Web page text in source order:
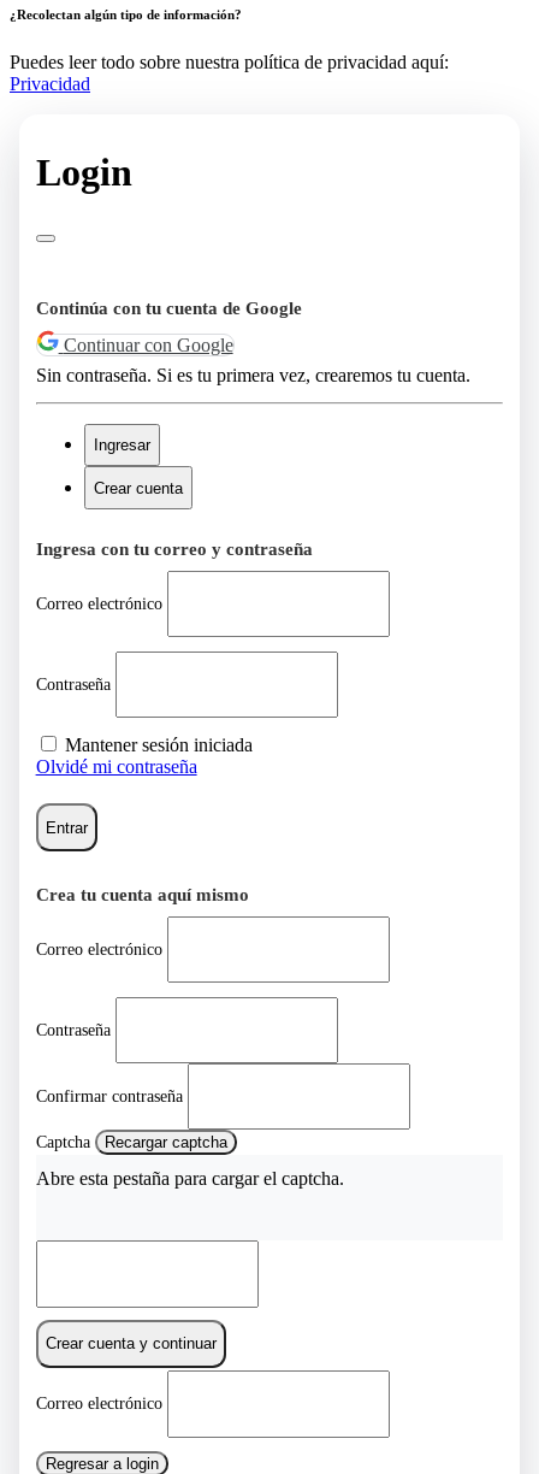
¿Recolectan algún tipo de información?
Puedes leer todo sobre nuestra política de privacidad aquí:
Privacidad
Login
Continúa con tu cuenta de Google
Continuar con Google
Sin contraseña. Si es tu primera vez, crearemos tu cuenta.
Ingresar
Crear cuenta
Ingresa con tu correo y contraseña
Correo electrónico
Contraseña
Mantener sesión iniciada
Olvidé mi contraseña
Entrar
Crea tu cuenta aquí mismo
Correo electrónico
Contraseña
Confirmar contraseña
Captcha Recargar captcha
Abre esta pestaña para cargar el captcha.
Crear cuenta y continuar
Correo electrónico
Regresar a login